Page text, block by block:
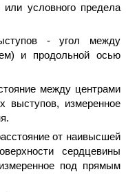
или условного предела
- угол между
и продольной осью
между центрами
выступов, измеренное
от наивысшей
сердцевины
под прямым